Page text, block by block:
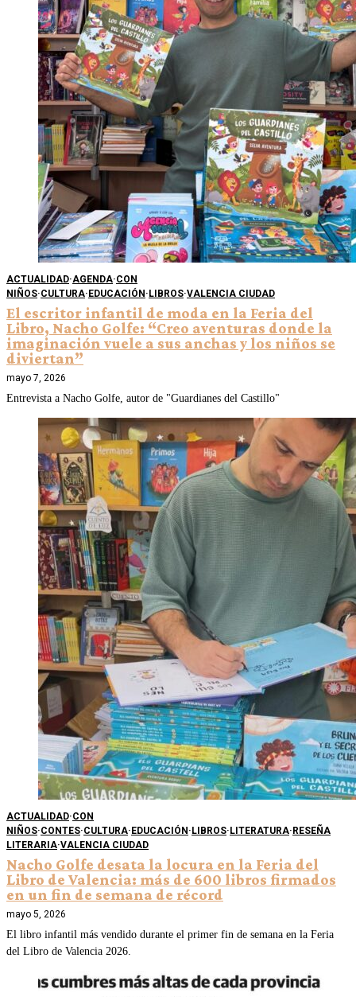
ACTUALIDAD·AGENDA·CON
NIÑOS·CULTURA· EDUCACIÓN · LIBROS·VALENCIA CIUDAD
El escritor infantil de moda en la Feria del
Libro, Nacho Golfe: “Creo aventuras donde la
imaginación vuele a sus anchas y los niños se
diviertan”
mayo 7, 2026
Entrevista a Nacho Golfe, autor de "Guardianes del Castillo"
ACTUALIDAD·CON
NIÑOS·CONTES·CULTURA· EDUCACIÓN · LIBROS· LITERATURA· RESEÑA
LITERARIA·VALENCIA CIUDAD
Nacho Golfe desata la locura en la Feria del
Libro de Valencia: más de 600 libros firmados
en un fin de semana de récord
mayo 5, 2026
El libro infantil más vendido durante el primer fin de semana en la Feria
del Libro de Valencia 2026.